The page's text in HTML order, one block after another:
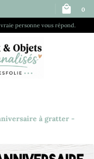
personne vous répond.
0
à gratter -